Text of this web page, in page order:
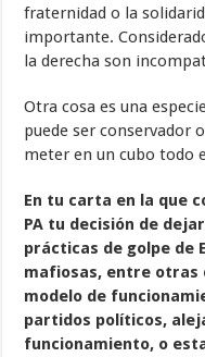
fraternidad o la
importante.
la derecha son
Otra cosa es una
puede ser conservador
meter en un cubo todo
En tu carta en la que
PA tu decisión de
prácticas de golpe de
mafiosas, entre otras
modelo de
partidos políticos,
funcionamiento, o